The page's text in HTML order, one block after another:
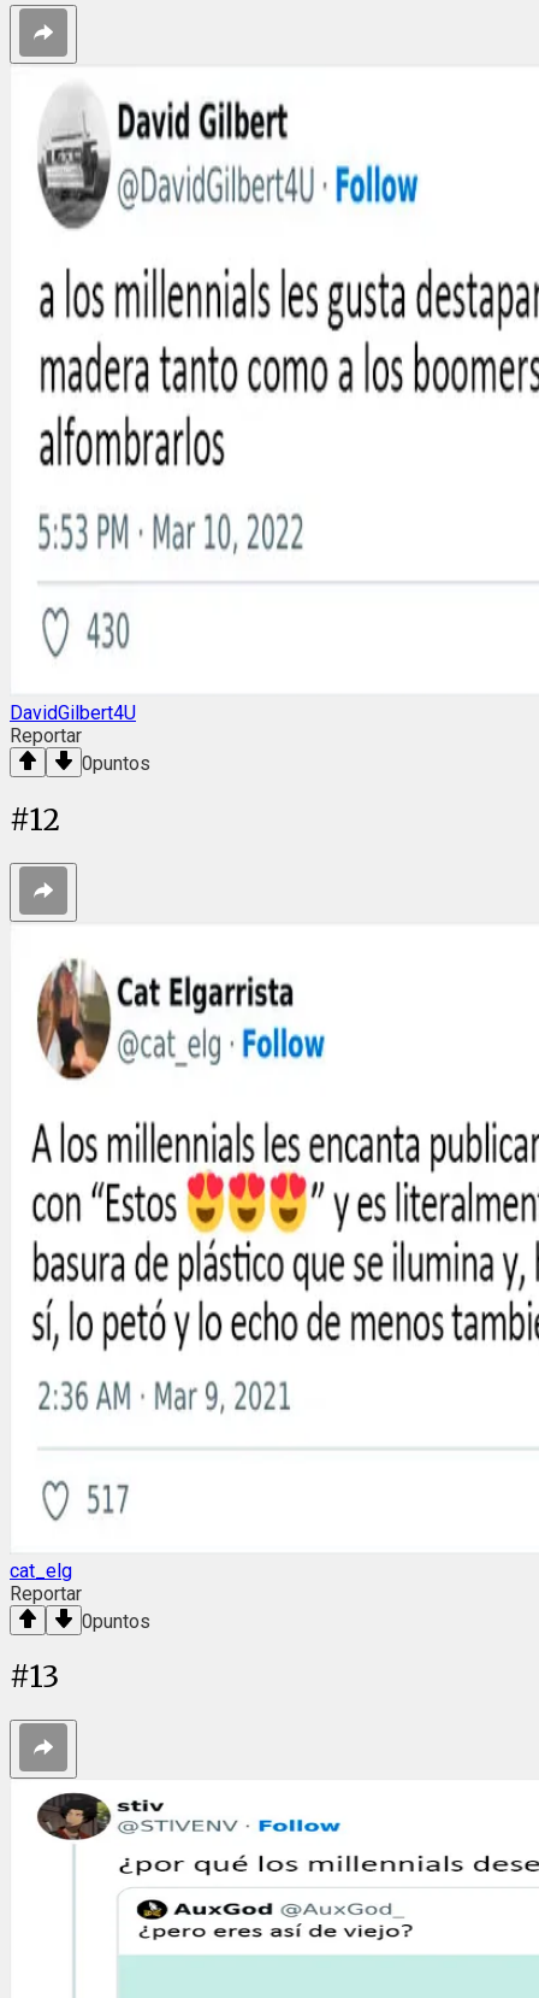
DavidGilbert4U
Reportar
0puntos
#12
cat_elg
Reportar
0puntos
#13